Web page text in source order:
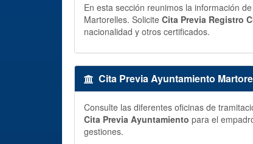
En esta sección reunimos la información
Martorelles. Solicite Cita Previa Registro
nacionalidad y otros certificados.
Cita Previa Ayuntamiento
Consulte las diferentes oficinas de
Cita Previa Ayuntamiento para el
gestiones.